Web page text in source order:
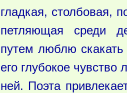
гладкая, столбовая,
петляющая среди
путем люблю скакать
его глубокое
ней. Поэта